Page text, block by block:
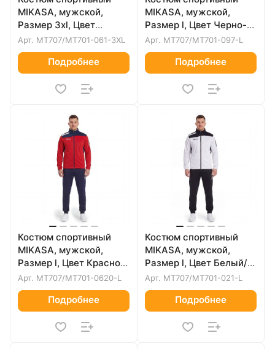
MIKASA, мужской,
Размер 3xl, Цвет
Темно-синий
Арт. MT707/MT701-061-3XL
Подробнее
MIKASA, мужской,
Размер l, Цвет Черно-
красный
Арт. MT707/MT701-097-L
Подробнее
Костюм спортивный
MIKASA, мужской,
Размер l, Цвет Красно-
сине-белый
Арт. MT707/MT701-0620-L
Подробнее
Костюм спортивный
MIKASA, мужской,
Размер l, Цвет Белый/
черный
Арт. MT707/MT701-021-L
Подробнее